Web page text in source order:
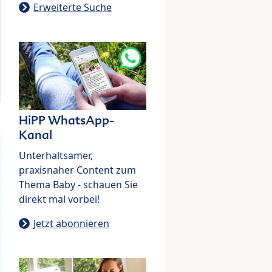
Erweiterte Suche
HiPP WhatsApp-
Kanal
Unterhaltsamer,
praxisnaher Content zum
Thema Baby - schauen Sie
direkt mal vorbei!
Jetzt abonnieren